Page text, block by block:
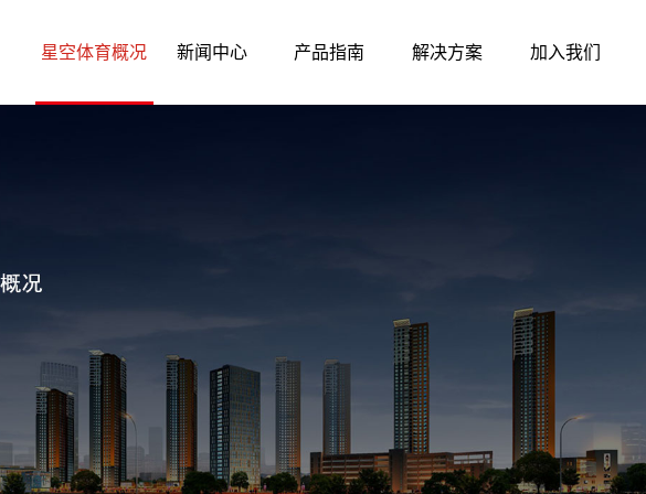
星空体育概况 新闻中心 产品指南 解决方案 加入我们